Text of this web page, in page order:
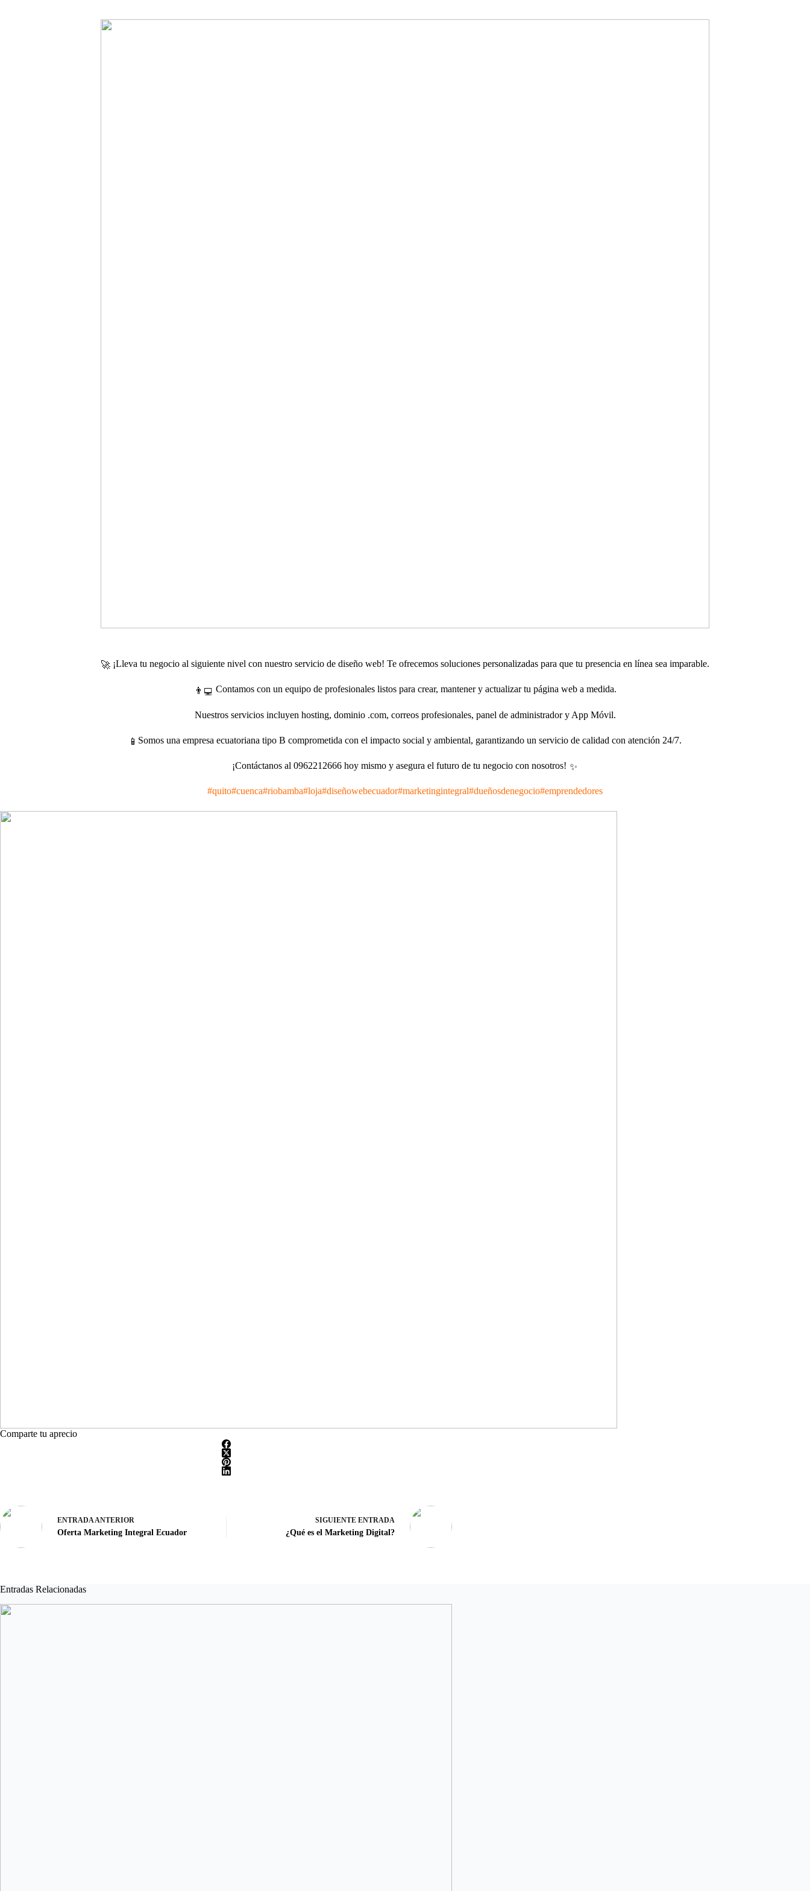
¡Lleva tu negocio al siguiente nivel con nuestro servicio de diseño web! Te ofrecemos soluciones personalizadas para que tu presencia en línea sea imparable.
Contamos con un equipo de profesionales listos para crear, mantener y actualizar tu página web a medida.
Nuestros servicios incluyen hosting, dominio .com, correos profesionales, panel de administrador y App Móvil.
Somos una empresa ecuatoriana tipo B comprometida con el impacto social y ambiental, garantizando un servicio de calidad con atención 24/7.
¡Contáctanos al 0962212666 hoy mismo y asegura el futuro de tu negocio con nosotros!
#quito#cuenca#riobamba#loja#diseñowebecuador#marketingintegral#dueñosdenegocio#emprendedores
Comparte tu aprecio
ENTRADAANTERIOR
Oferta Marketing Integral Ecuador
SIGUIENTE ENTRADA
¿Qué es el Marketing Digital?
Entradas Relacionadas